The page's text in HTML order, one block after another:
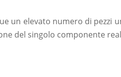
un elevato numero di
del singolo componente
la tua